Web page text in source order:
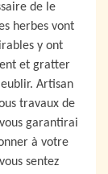
de le
herbes vont
y ont
et gratter
Artisan
travaux de
garantirai
à votre
sentez